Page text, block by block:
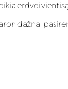
erdvei vientisą
dažnai